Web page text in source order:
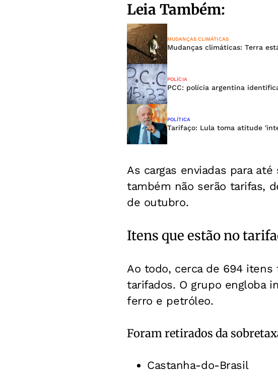
Leia Também:
MUDANÇAS CLIMÁTICAS
Mudanças climáticas: Terra
POLÍCIA
PCC: polícia argentina
POLÍTICA
Tarifaço: Lula toma atitude
As cargas enviadas para
também não serão tarifas,
de outubro.
Itens que estão no
Ao todo, cerca de 694
tarifados. O grupo engloba
ferro e petróleo.
Foram retirados da
Castanha-do-Brasil